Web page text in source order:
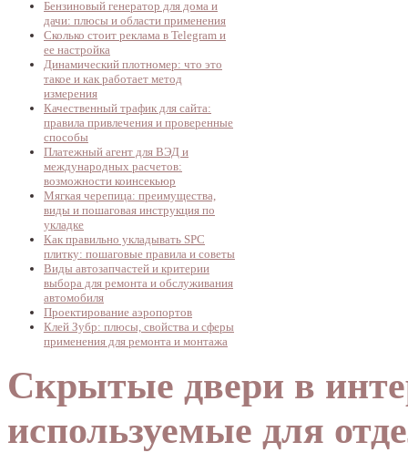
Бензиновый генератор для дома и
дачи: плюсы и области применения
Сколько стоит реклама в Telegram и
ее настройка
Динамический плотномер: что это
такое и как работает метод
измерения
Качественный трафик для сайта:
правила привлечения и проверенные
способы
Платежный агент для ВЭД и
международных расчетов:
возможности коинсекьюр
Мягкая черепица: преимущества,
виды и пошаговая инструкция по
укладке
Как правильно укладывать SPC
плитку: пошаговые правила и советы
Виды автозапчастей и критерии
выбора для ремонта и обслуживания
автомобиля
Проектирование аэропортов
Клей Зубр: плюсы, свойства и сферы
применения для ремонта и монтажа
Скрытые двери в
используемые для